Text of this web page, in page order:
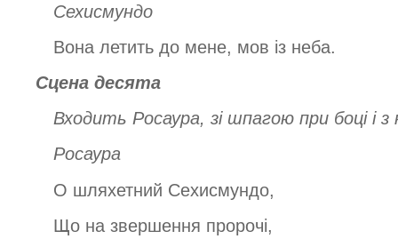
Сехисмундо
Вона летить до мене, мов із неба.
Сцена десята
Входить Росаура, зі шпагою при боці і
Росаура
О шляхетний Сехисмундо,
Що на звершення пророчі,